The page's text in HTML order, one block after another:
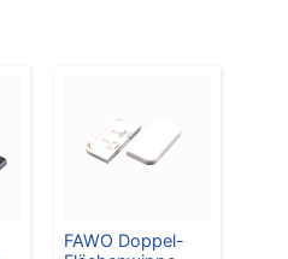
FAWO Doppel-